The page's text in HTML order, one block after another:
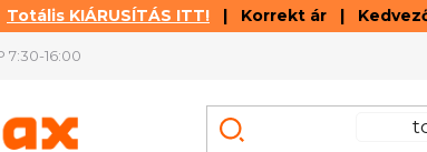
Totális KIÁRUSÍTÁS ITT! | Korrekt ár | Kedvező
7:30-16:00